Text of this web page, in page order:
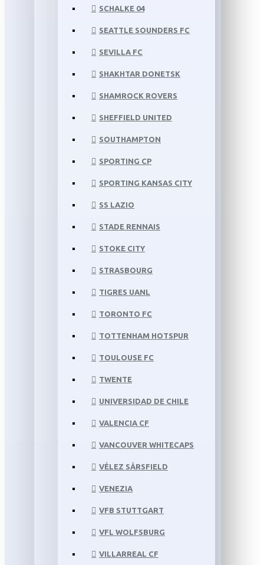
SCHALKE 04
SEATTLE SOUNDERS FC
SEVILLA FC
SHAKHTAR DONETSK
SHAMROCK ROVERS
SHEFFIELD UNITED
SOUTHAMPTON
SPORTING CP
SPORTING KANSAS CITY
SS LAZIO
STADE RENNAIS
STOKE CITY
STRASBOURG
TIGRES UANL
TORONTO FC
TOTTENHAM HOTSPUR
TOULOUSE FC
TWENTE
UNIVERSIDAD DE CHILE
VALENCIA CF
VANCOUVER WHITECAPS
VÉLEZ SÁRSFIELD
VENEZIA
VFB STUTTGART
VFL WOLFSBURG
VILLARREAL CF